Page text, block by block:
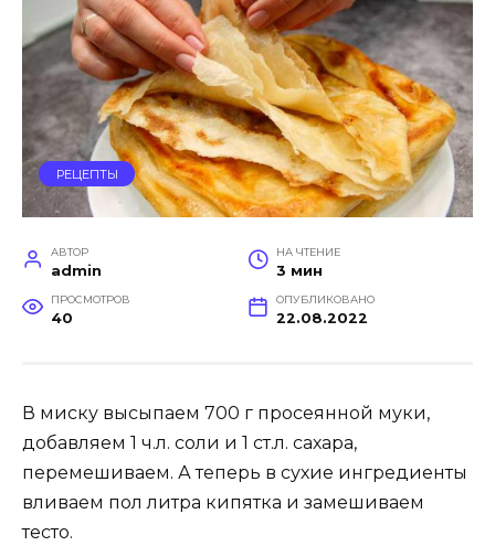
РЕЦЕПТЫ
АВТОР
admin
НА ЧТЕНИЕ
3 мин
ПРОСМОТРОВ
40
ОПУБЛИКОВАНО
22.08.2022
В миску высыпаем 700 г просеянной муки,
добавляем 1 ч.л. соли и 1 ст.л. сахара,
перемешиваем. А теперь в сухие ингредиенты
вливаем пол литра кипятка и замешиваем
тесто.